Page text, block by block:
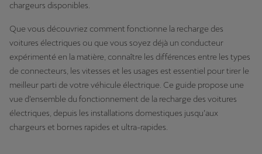
chargeurs disponibles.
Que vous découvriez comment fonctionne la recharge des
voitures électriques ou que vous soyez déjà un conducteur
expérimenté en la matière, connaître les différences entre les types
de connecteurs, les vitesses et les usages est essentiel pour tirer le
meilleur parti de votre véhicule électrique. Ce guide propose une
vue d’ensemble du fonctionnement de la recharge des voitures
électriques, depuis les installations domestiques jusqu’aux
chargeurs et bornes rapides et ultra-rapides.